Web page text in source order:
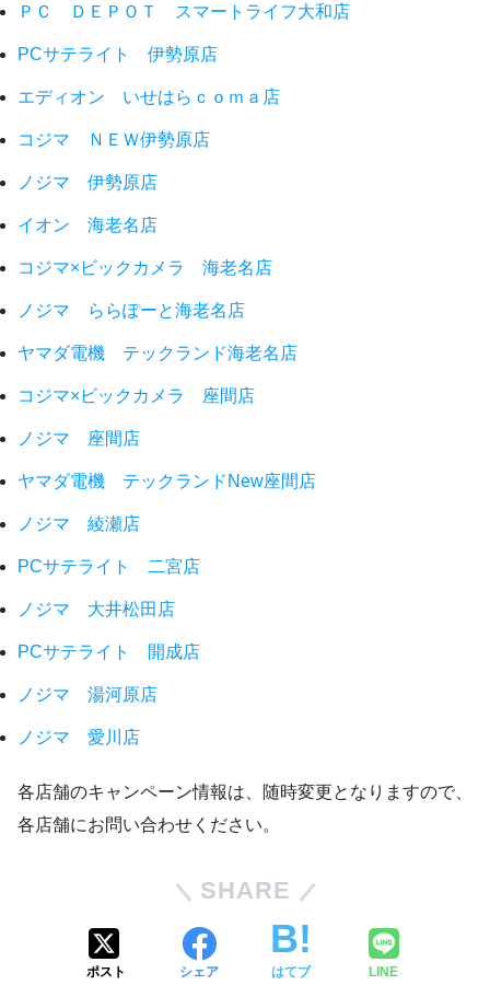
ＰＣ ＤＥＰＯＴ スマートライフ大和店
PCサテライト 伊勢原店
エディオン いせはらｃｏｍａ店
コジマ ＮＥＷ伊勢原店
ノジマ 伊勢原店
イオン 海老名店
コジマ×ビックカメラ 海老名店
ノジマ ららぽーと海老名店
ヤマダ電機 テックランド海老名店
コジマ×ビックカメラ 座間店
ノジマ 座間店
ヤマダ電機 テックランドNew座間店
ノジマ 綾瀬店
PCサテライト 二宮店
ノジマ 大井松田店
PCサテライト 開成店
ノジマ 湯河原店
ノジマ 愛川店
各店舗のキャンペーン情報は、随時変更となりますので、
各店舗にお問い合わせください。
SHARE
ポスト シェア はてブ LINE